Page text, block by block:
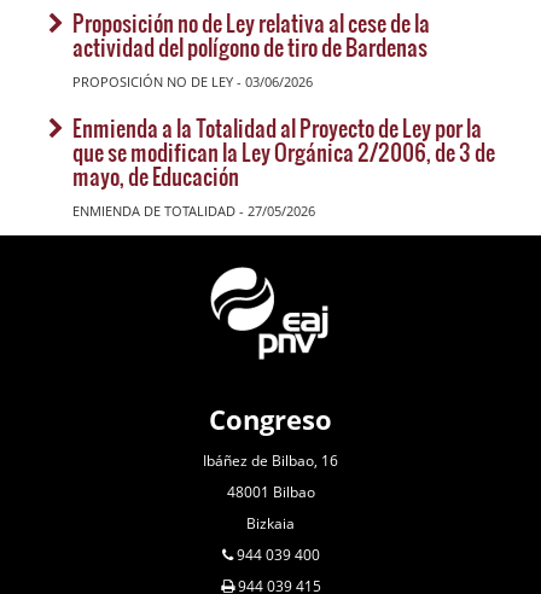
Proposición no de Ley relativa al cese de la
actividad del polígono de tiro de Bardenas
PROPOSICIÓN NO DE LEY - 03/06/2026
Enmienda a la Totalidad al Proyecto de Ley por la
que se modifican la Ley Orgánica 2/2006, de 3 de
mayo, de Educación
ENMIENDA DE TOTALIDAD - 27/05/2026
Congreso
Ibáñez de Bilbao, 16
48001 Bilbao
Bizkaia
944 039 400
944 039 415